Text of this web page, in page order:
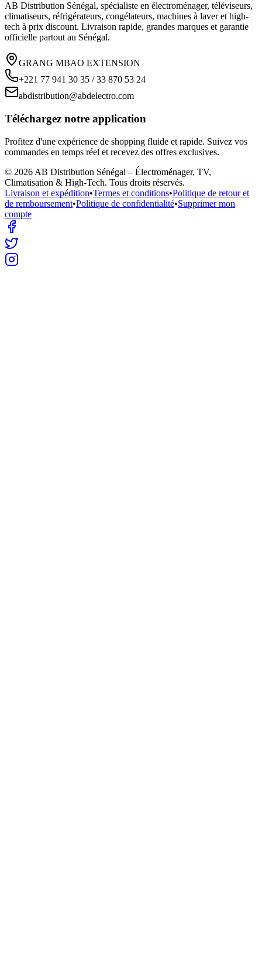
AB Distribution Sénégal, spécialiste en électroménager, téléviseurs,
climatiseurs, réfrigérateurs, congélateurs, machines à laver et high-
tech à prix discount. Livraison rapide, grandes marques et garantie
officielle partout au Sénégal.
GRANG MBAO EXTENSION
+221 77 941 30 35 / 33 870 53 24
abdistribution@abdelectro.com
Téléchargez notre application
Profitez d'une expérience de shopping fluide et rapide. Suivez vos
commandes en temps réel et recevez des offres exclusives.
© 2026 AB Distribution Sénégal – Électroménager, TV,
Climatisation & High-Tech. Tous droits réservés.
Livraison et expédition•Termes et conditions•Politique de retour et
de remboursement•Politique de confidentialité•Supprimer mon
compte